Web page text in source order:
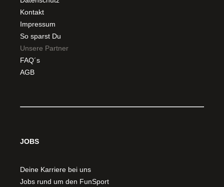
Kontakt
Impressum
So sparst Du
Unsere Partner
FAQ´s
AGB
JOBS
Deine Karriere bei uns
Jobs rund um den FunSport